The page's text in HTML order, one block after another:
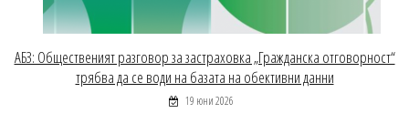
АБЗ: Общественият разговор за застраховка „Гражданска отговорност“
трябва да се води на базата на обективни данни
19 юни 2026